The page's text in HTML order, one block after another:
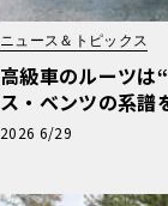
ニュース＆トピックス
高級車のルーツは
ス・ベンツの系譜
0年」がスタート
2026 6/29